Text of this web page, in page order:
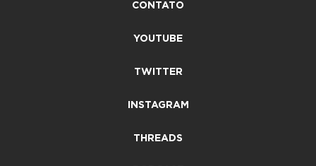
CONTATO
YOUTUBE
TWITTER
INSTAGRAM
THREADS